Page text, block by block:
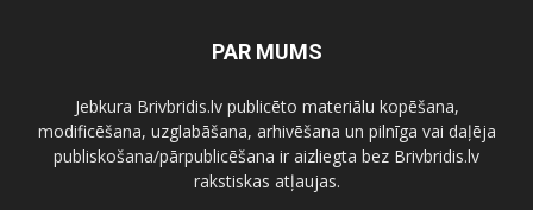
PAR MUMS
Jebkura Brivbridis.lv publicēto materiālu kopēšana,
modificēšana, uzglabāšana, arhivēšana un pilnīga vai daļēja
publiskošana/pārpublicēšana ir aizliegta bez Brivbridis.lv
rakstiskas atļaujas.